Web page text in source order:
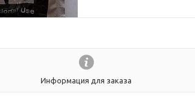
Информация для заказа